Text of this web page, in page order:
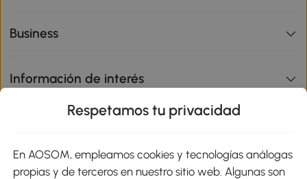
Business
Información de interés
Métodos de Pago
Respetamos tu privacidad
En AOSOM, empleamos cookies y tecnologías análogas
propias y de terceros en nuestro sitio web. Algunas son